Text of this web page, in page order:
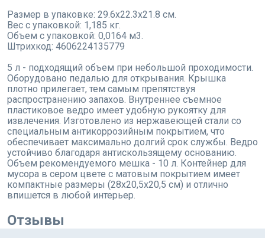
Размер в упаковке: 29.6x22.3x21.8 см.
Вес с упаковкой: 1,185 кг.
Объем с упаковкой: 0,0164 м3.
Штрихкод: 4606224135779
5 л - подходящий объем при небольшой проходимости.
Оборудовано педалью для открывания. Крышка
плотно прилегает, тем самым препятствуя
распространению запахов. Внутреннее съемное
пластиковое ведро имеет удобную рукоятку для
извлечения. Изготовлено из нержавеющей стали со
специальным антикоррозийным покрытием, что
обеспечивает максимально долгий срок службы. Ведро
устойчиво благодаря антискользящему основанию.
Объем рекомендуемого мешка - 10 л. Контейнер для
мусора в сером цвете с матовым покрытием имеет
компактные размеры (28х20,5х20,5 см) и отлично
впишется в любой интерьер.
Отзывы